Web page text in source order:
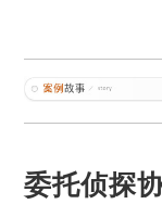
委托侦探